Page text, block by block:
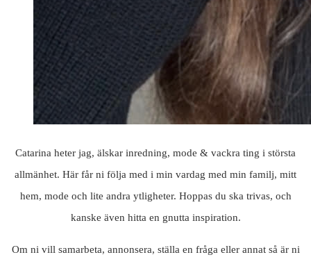
Catarina heter jag, älskar inredning, mode & vackra ting i största
allmänhet. Här får ni följa med i min vardag med min familj, mitt
hem, mode och lite andra ytligheter. Hoppas du ska trivas, och
kanske även hitta en gnutta inspiration.
Om ni vill samarbeta, annonsera, ställa en fråga eller annat så är ni